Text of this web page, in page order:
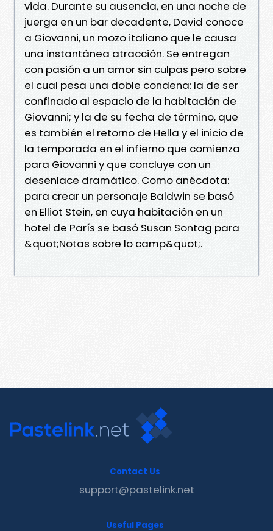
vida. Durante su ausencia, en una noche de
juerga en un bar decadente, David conoce
a Giovanni, un mozo italiano que le causa
una instantánea atracción. Se entregan
con pasión a un amor sin culpas pero sobre
el cual pesa una doble condena: la de ser
confinado al espacio de la habitación de
Giovanni; y la de su fecha de término, que
es también el retorno de Hella y el inicio de
la temporada en el infierno que comienza
para Giovanni y que concluye con un
desenlace dramático. Como anécdota:
para crear un personaje Baldwin se basó
en Elliot Stein, en cuya habitación en un
hotel de París se basó Susan Sontag para
&quot;Notas sobre lo camp&quot;.
Contact Us
support@pastelink.net
Useful Pages